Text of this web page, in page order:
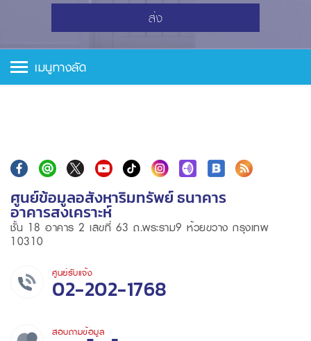
ส่ง
เมนูทางลัด
ศูนย์ข้อมูลอสังหาริมทรัพย์ ธนาคาร
อาคารสงเคราะห์
ชั้น 18 อาคาร 2 เลขที่ 63 ถ.พระราม9 ห้วยขวาง กรุงเทพ
10310
ศูนย์รับแจ้ง
02-202-1768
สอบถามข้อมูล